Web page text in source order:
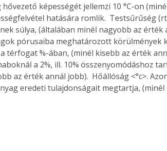
hővezető képességét jellemzi 10 °C-on
hatására romlik.  Testsűrűség
súlya, (általában minél nagyobb az érték
pórusaiba meghatározott körülmények
%-ában, (minél kisebb az érték
a 2%, ill. 10% összenyomódáshoz
az érték annál jobb).  Hőállóság <°c>.
eredeti tulajdonságait megtartja,